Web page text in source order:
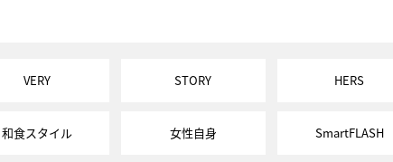
VERY STORY HERS
和食スタイル 女性自身 SmartFLASH